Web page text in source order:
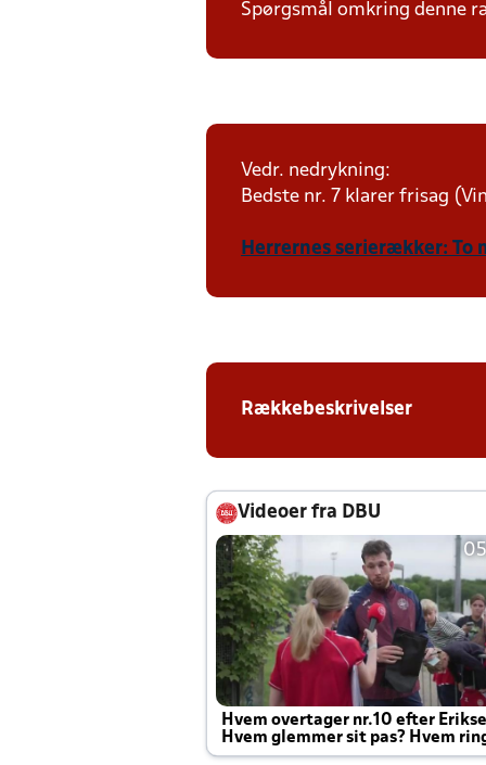
Spørgsmål omkring denne
Vedr. nedrykning:
Bedste nr. 7 klarer frisag
Herrernes serierækker: To
Rækkebeskrivelser
Videoer fra DBU
Hvem overtager nr.10 efter
Hvem glemmer sit pas? Hvem
Joachim altid til efter kampe?